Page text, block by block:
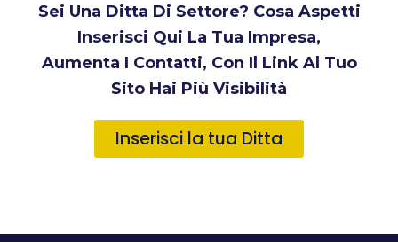
Sei Una Ditta Di Settore? Cosa Aspetti
Inserisci Qui La Tua Impresa,
Aumenta I Contatti, Con Il Link Al Tuo
Sito Hai Più Visibilità
Inserisci la tua Ditta